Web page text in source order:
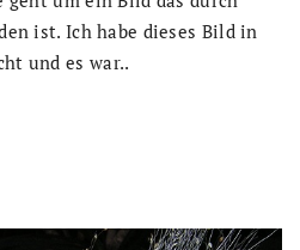
ist. Ich habe dieses Bild in
und es war..